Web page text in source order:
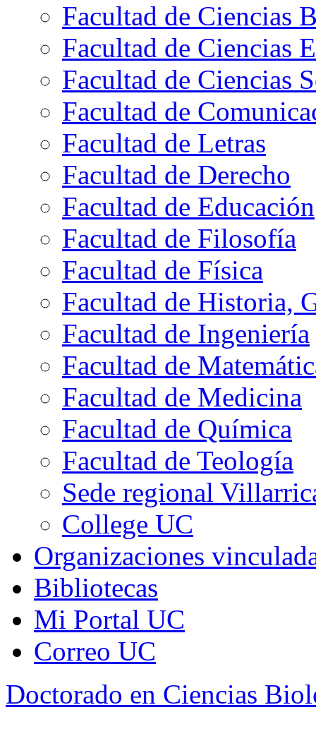
Facultad de Ciencias
Facultad de Ciencias
Facultad de Ciencias
Facultad de
Facultad de Letras
Facultad de Derecho
Facultad de Educación
Facultad de Filosofía
Facultad de Física
Facultad de Historia,
Facultad de Ingeniería
Facultad de
Facultad de Medicina
Facultad de Química
Facultad de Teología
Sede regional
College UC
Organizaciones
Bibliotecas
Mi Portal UC
Correo UC
Doctorado en Ciencias